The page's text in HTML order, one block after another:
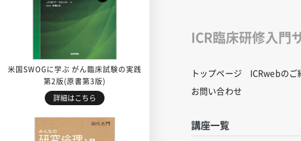
米国SWOGに学ぶ がん臨床試験の実践
第2版(原書第3版)
詳細はこちら
ICR臨床研修入門
トップページ ICRwebのご
お問い合わせ
講座一覧